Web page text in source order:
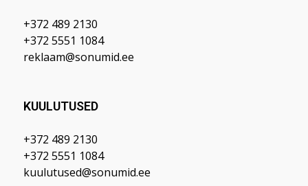
+372 489 2130
+372 5551 1084
reklaam@sonumid.ee
KUULUTUSED
+372 489 2130
+372 5551 1084
kuulutused@sonumid.ee